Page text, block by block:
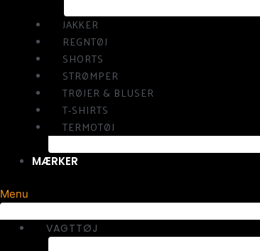
JAKKER
REGNTØJ
SHORTS
STRØMPER
TRØJER & BLUSER
T-SHIRTS
TERMOTØJ
MÆRKER
Menu
VAGTTØJ